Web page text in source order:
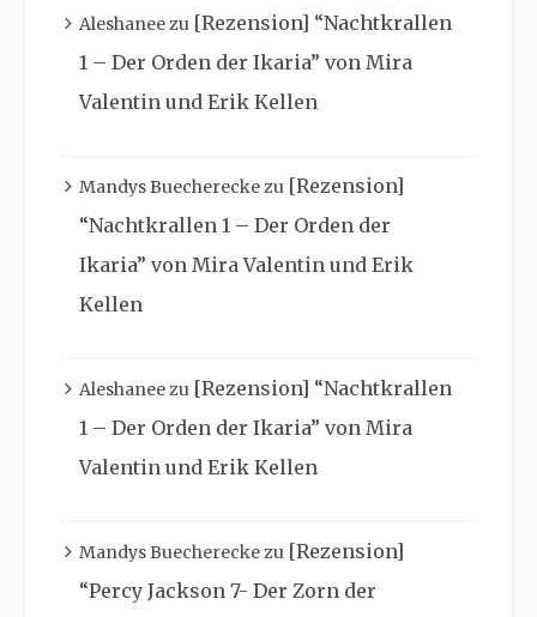
Aleshaneezu [Rezension] “Nachtkrallen
1 – Der Orden der Ikaria” von Mira
Valentin und Erik Kellen
Mandys Buechereckezu [Rezension]
“Nachtkrallen 1 – Der Orden der
Ikaria” von Mira Valentin und Erik
Kellen
Aleshaneezu [Rezension] “Nachtkrallen
1 – Der Orden der Ikaria” von Mira
Valentin und Erik Kellen
Mandys Buechereckezu [Rezension]
“Percy Jackson 7- Der Zorn der